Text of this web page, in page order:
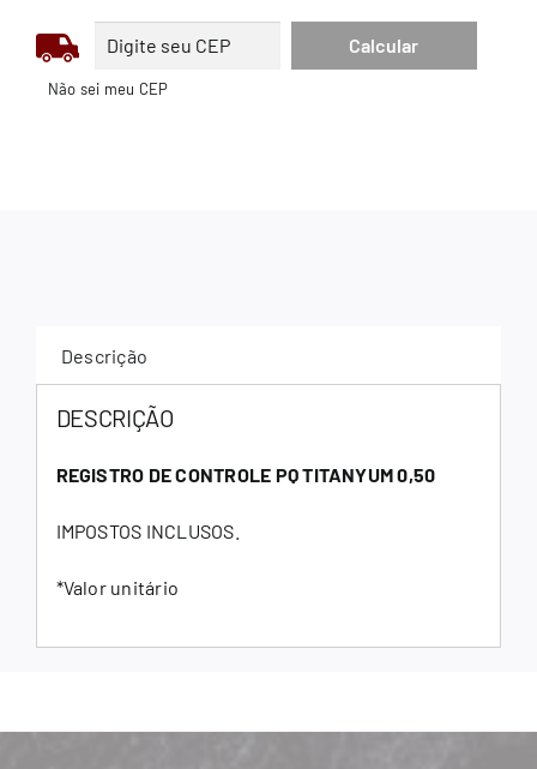
Não sei meu CEP
Descrição
DESCRIÇÃO
REGISTRO DE CONTROLE PQ TITANYUM 0,50
IMPOSTOS INCLUSOS.
*Valor unitário